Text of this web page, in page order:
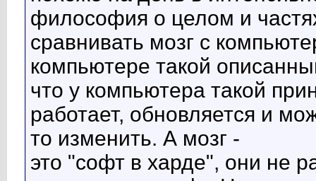
философия о целом и
сравнивать мозг с
компьютере такой
что у компьютера такой
работает, обновляется и
то изменить. А мозг -
это "софт в харде", они не